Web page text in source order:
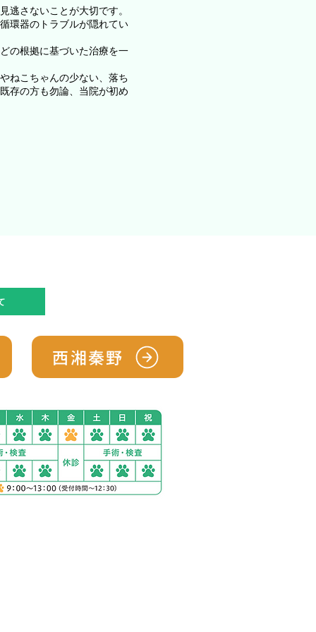
逃さないことが大切です。
環器のトラブルが隠れてい
の根拠に基づいた治療を一
ねこちゃんの少ない、落ち
存の方も勿論、当院が初め
西湘秦野